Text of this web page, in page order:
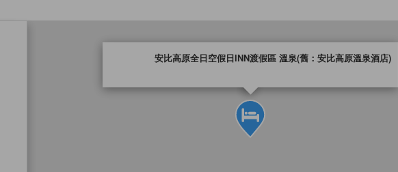
安比高原全日空假日INN渡假區 溫泉(舊：安比高原溫泉酒店)
金星評級由夥伴網站提供，反映住客對舒適度及設施服務等的預期。